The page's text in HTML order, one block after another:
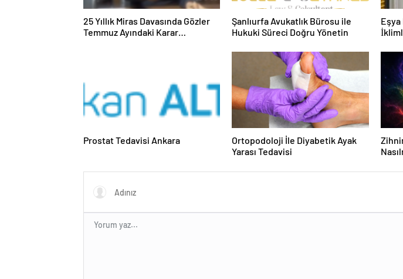
25 Yıllık Miras Davasında Gözler
Temmuz Ayındaki Karar
Şanlıurfa Avukatlık Bürosu ile
Hukuki Süreci Doğru Yönetin
Prostat Tedavisi Ankara
Ortopodoloji İle Diyabetik Ayak
Yarası Tedavisi